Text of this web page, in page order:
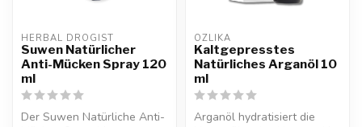
HERBAL DROGIST
Suwen Natürlicher
Anti-Mücken Spray 120
ml
Der Suwen Natürliche Anti-
OZLIKA
Kaltgepresstes
Natürliches Arganöl 10
ml
Arganöl hydratisiert die